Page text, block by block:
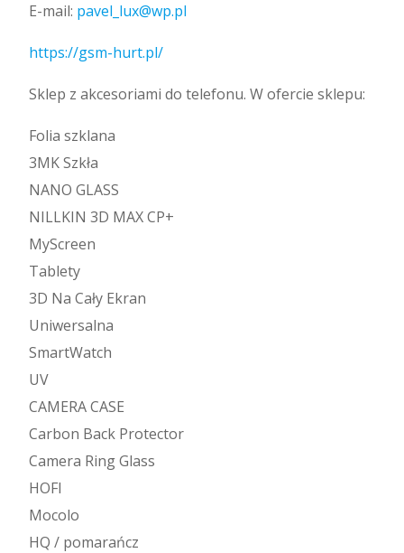
E-mail: pavel_lux@wp.pl
https://gsm-hurt.pl/
Sklep z akcesoriami do telefonu. W ofercie sklepu:
Folia szklana
3MK Szkła
NANO GLASS
NILLKIN 3D MAX CP+
MyScreen
Tablety
3D Na Cały Ekran
Uniwersalna
SmartWatch
UV
CAMERA CASE
Carbon Back Protector
Camera Ring Glass
HOFI
Mocolo
HQ / pomarańcz